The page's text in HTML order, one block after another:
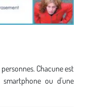
Chacune est
smartphone ou d'une